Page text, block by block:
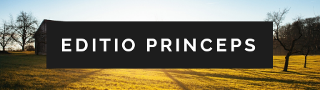
EDITIO PRINCEPS